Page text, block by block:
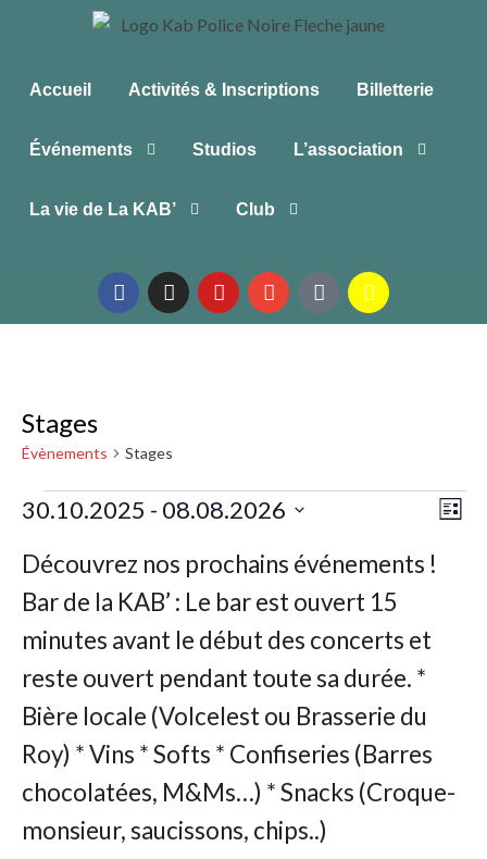
Accueil Activités & Inscriptions Billetterie
Événements Studios L’association
La vie de La KAB’ Club
Stages
Évènements Stages
par
Liste
30.10.2025 - 08.08.2026
une
date.